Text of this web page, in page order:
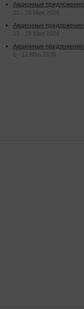
Акционные
20 - 26 Мая 2026
Акционные
13 - 19 Мая 2026
Акционные
6 - 12 Мая 2026